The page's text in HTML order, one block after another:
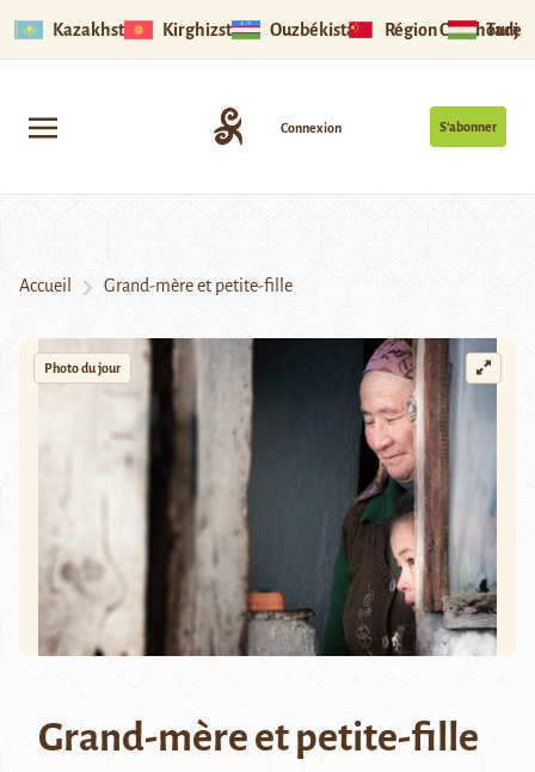
Kazakhstan Kirghizstan Ouzbékistan Région Ouïghoure
S’abonner
Connexion
Accueil Grand-mère et petite-fille
Photo du jour
Grand-mère et petite-fille